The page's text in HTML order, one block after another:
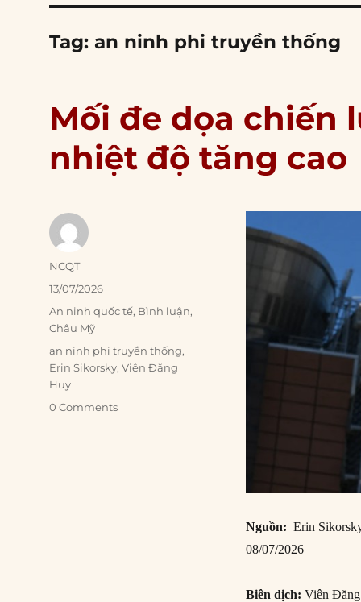
Tag:an ninh phi truyền thống
Mối đe dọa chiến
nhiệt độ tăng cao
Nguồn: Erin
08/07/2026
Biên dịch:Viên
Author
NCQT
Posted
13/07/2026
Categories
An ninh quốc tế, Bình luận,
Châu Mỹ
Tags
an ninh phi truyền thống,
Erin Sikorsky,Viên Đăng
Huy
0 Comments